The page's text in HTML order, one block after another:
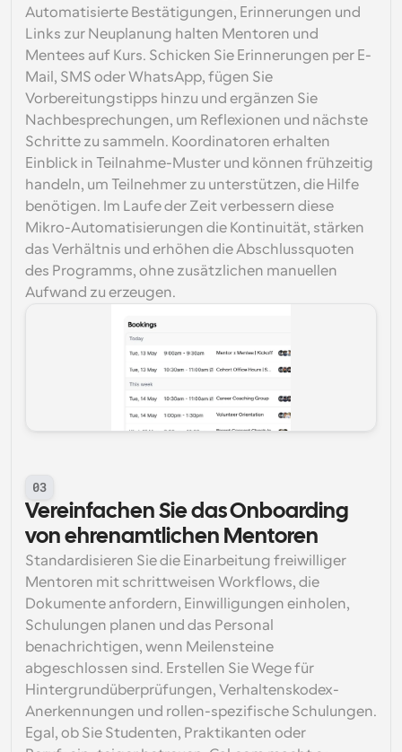
Automatisierte Bestätigungen, Erinnerungen und
Links zur Neuplanung halten Mentoren und
Mentees auf Kurs. Schicken Sie Erinnerungen per E-
Mail, SMS oder WhatsApp, fügen Sie
Vorbereitungstipps hinzu und ergänzen Sie
Nachbesprechungen, um Reflexionen und nächste
Schritte zu sammeln. Koordinatoren erhalten
Einblick in Teilnahme-Muster und können frühzeitig
handeln, um Teilnehmer zu unterstützen, die Hilfe
benötigen. Im Laufe der Zeit verbessern diese
Mikro-Automatisierungen die Kontinuität, stärken
das Verhältnis und erhöhen die Abschlussquoten
des Programms, ohne zusätzlichen manuellen
Aufwand zu erzeugen.
03
Vereinfachen Sie das Onboarding
von ehrenamtlichen Mentoren
Standardisieren Sie die Einarbeitung freiwilliger
Mentoren mit schrittweisen Workflows, die
Dokumente anfordern, Einwilligungen einholen,
Schulungen planen und das Personal
benachrichtigen, wenn Meilensteine
abgeschlossen sind. Erstellen Sie Wege für
Hintergrundüberprüfungen, Verhaltenskodex-
Anerkennungen und rollen-spezifische Schulungen.
Egal, ob Sie Studenten, Praktikanten oder